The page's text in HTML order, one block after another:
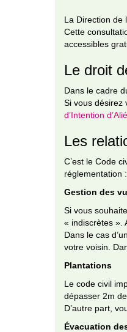
La Direction de
Cette
accessibles
Le droit
Dans le cadre
Si vous désirez
d’Intention
Les
C’est le Code
réglementation :
Gestion des
Si vous
« indiscrètes ».
Dans le cas
votre voisin.
Plantations
Le code civil
dépasser 2m
D’autre part,
Évacuation